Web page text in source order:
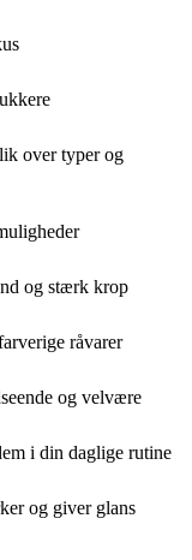
over typer og
og stærk krop
råvarer
og velvære
i din daglige rutine
og giver glans